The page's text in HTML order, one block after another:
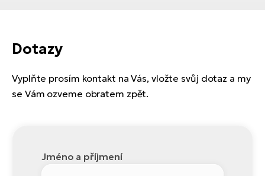
Dotazy
Vyplňte prosím kontakt na Vás, vložte svůj dotaz a my
se Vám ozveme obratem zpět.
Jméno a příjmení